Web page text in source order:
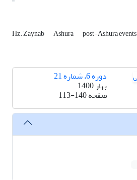
Hz. Zaynab Ashura post-Ashura events
دوره 6، شماره 21
بهار 1400
صفحه113-140